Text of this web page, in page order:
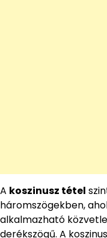
A koszinusz tétel
háromszögekben,
alkalmazható
derékszögű. A